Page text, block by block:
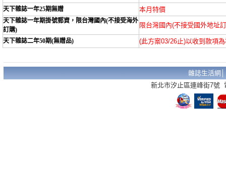
天下雜誌一年25期無贈 本月特價
天下雜誌一年期掛號郵資，限台灣國內(不接受海外
訂購)
限台灣國內(不接受國外地址
天下雜誌二年50期(無贈品) (此方案03/26止)以收到款項
雜誌生活網
新北市汐止區連峰街7號